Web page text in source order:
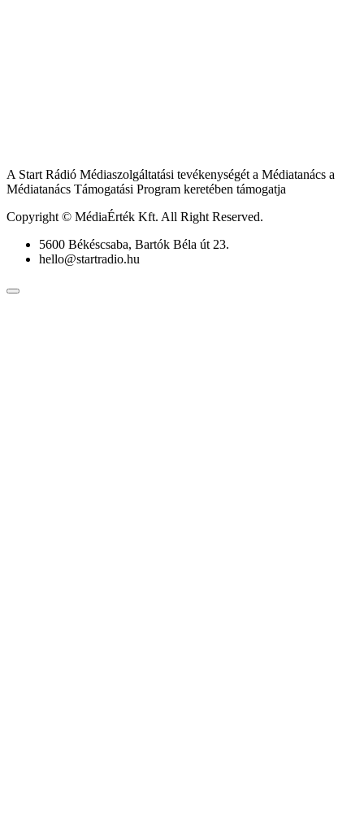
A Start Rádió Médiaszolgáltatási tevékenységét a Médiatanács a
Médiatanács Támogatási Program keretében támogatja
Copyright © MédiaÉrték Kft. All Right Reserved.
5600 Békéscsaba, Bartók Béla út 23.
hello@startradio.hu